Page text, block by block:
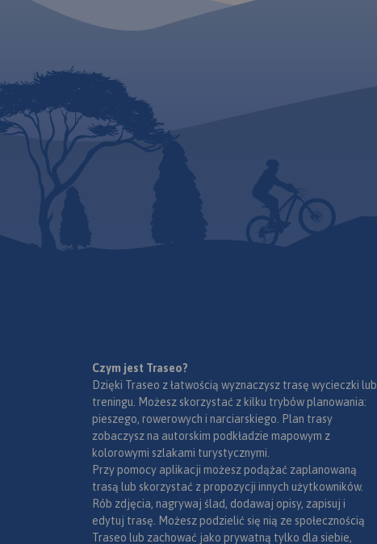
Czym jest Traseo?
Dzięki Traseo z łatwością wyznaczysz trasę wycieczki lub
treningu. Możesz skorzystać z kilku trybów planowania:
pieszego, rowerowych i narciarskiego. Plan trasy
zobaczysz na autorskim podkładzie mapowym z
kolorowymi szlakami turystycznymi.
Przy pomocy aplikacji możesz podążać zaplanowaną
trasą lub skorzystać z propozycji innych użytkowników.
Rób zdjęcia, nagrywaj ślad, dodawaj opisy, zapisuj i
edytuj trasę. Możesz podzielić się nią ze społecznością
Traseo lub zachować jako prywatną tylko dla siebie,